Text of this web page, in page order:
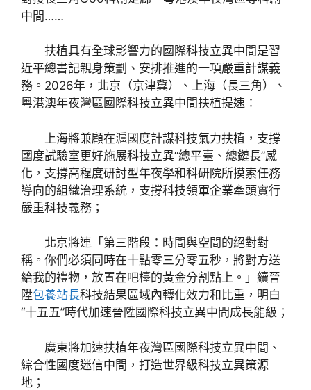
中間……
扶植具有全球影響力的國際科技立異中間是習
近平總書記親身策劃、安排推進的一項嚴重計謀義
務。2026年，北京（京津冀）、上海（長三角）、
粵港澳年夜灣區國際科技立異中間扶植提速：
上海將兼顧在滬國度計謀科技氣力扶植，支撐
國度試驗室更好施展科技立異“總平臺、總鏈長”感
化，支撐高程度研討型年夜學和科研院所摸索任務
導向的組織治理系統，支撐科技領軍企業牽頭實行
嚴重科技義務；
北京將連「第三階段：時間與空間的絕對對
稱。你們必須同時在十點零三分零五秒，將對方送
給我的禮物，放置在吧檯的黃金分割點上。」續晉
陞包養站長科技結果區域內轉化效力和比重，明白
“十五五”時代加速晉陞國際科技立異中間成長能級；
廣東將加速扶植年夜灣區國際科技立異中間、
綜合性國度迷信中間，打造世界級科技立異策源
地；